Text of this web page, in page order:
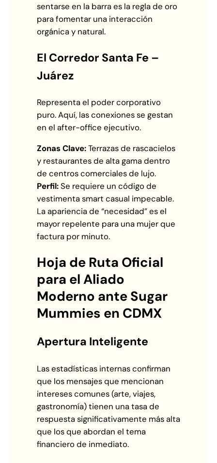
sentarse en la barra es la regla de oro
para fomentar una interacción
orgánica y natural.
El Corredor Santa Fe –
Juárez
Representa el poder corporativo
puro. Aquí, las conexiones se gestan
en el after-office ejecutivo.
Zonas Clave:Terrazas de rascacielos
y restaurantes de alta gama dentro
de centros comerciales de lujo.
Perfil:Se requiere un código de
vestimenta smart casual impecable.
La apariencia de “necesidad” es el
mayor repelente para una mujer que
factura por minuto.
Hoja de Ruta Oficial
para el Aliado
Moderno ante Sugar
Mummies en CDMX
Apertura Inteligente
Las estadísticas internas confirman
que los mensajes que mencionan
intereses comunes (arte, viajes,
gastronomía) tienen una tasa de
respuesta significativamente más alta
que los que abordan el tema
financiero de inmediato.